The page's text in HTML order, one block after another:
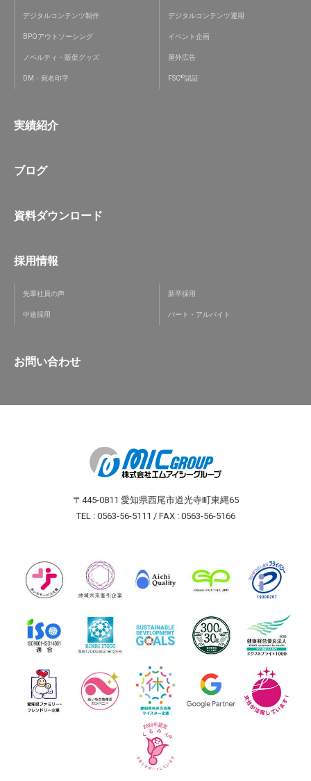
デジタルコンテンツ制作 デジタルコンテンツ運用
BPOアウトソーシング イベント企画
ノベルティ・販促グッズ 屋外広告
DM・宛名印字 FSC®認証
実績紹介
ブログ
資料ダウンロード
採用情報
先輩社員の声 新卒採用
中途採用 パート・アルバイト
お問い合わせ
〒445-0811 愛知県西尾市道光寺町東縄65
TEL : 0563-56-5111 / FAX : 0563-56-5166